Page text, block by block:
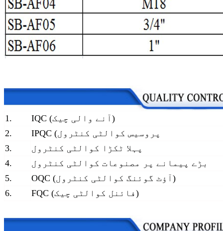
1.
IQC (آنے والی چیک)
2.
IPQC (پروسیس کوالٹی کنٹرول
3.
پہلا ٹکڑا کوالٹی کنٹرول
4.
بڑے پیمانے پر مصنوعات کوالٹی کنٹرول
5.
OQC (آؤٹ گوئنگ کوالٹی کنٹرول)
6.
FQC (فائنل کوالٹی چیک)